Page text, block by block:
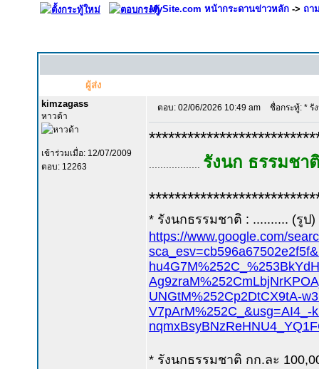
MySite.com หน้ากระดานข่าวหลัก -> ถา
ผู้ส่ง
kimzagass
หาวด้า
เข้าร่วมเมื่อ: 12/07/2009
ตอบ: 12263
ตอบ: 02/06/2026 10:49 am ชื่อกระทู้: * รั
รังนก ธรรมชา
* รังนกธรรมชาติ : .......... (รูป)
https://www.google.com/
UNGtM%252Cp2DtCX9tA-
V7pArM%252C_&usg=AI4_-
* รังนกธรรมชาติ กก.ละ